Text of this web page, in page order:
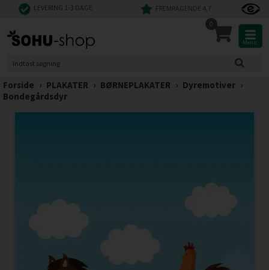
LEVERING 1-3 DAGE FREMRAGENDE 4,7
0
Menu
Forside › PLAKATER › BØRNEPLAKATER › Dyremotiver ›
Bondegårdsdyr